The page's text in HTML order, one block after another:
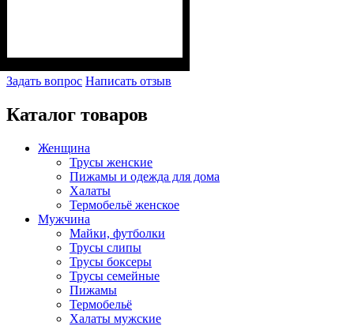
Задать вопрос Написать отзыв
Каталог товаров
Женщина
Трусы женские
Пижамы и одежда для дома
Халаты
Термобельё женское
Мужчина
Майки, футболки
Трусы слипы
Трусы боксеры
Трусы семейные
Пижамы
Термобельё
Халаты мужские